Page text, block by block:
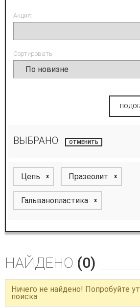
Акция:
Сортировать:
ВЫБРАНО: ОТМЕНИТЬ
Цепь x Празеолит x
Гальванопластика x
НАЙДЕНО (0)
Ничего не найдено! Попробуйте
поиска